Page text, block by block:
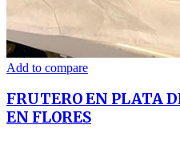
Add to compare
FRUTERO EN PLATA
EN FLORES